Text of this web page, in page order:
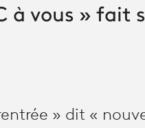
à vous » fait
» dit «